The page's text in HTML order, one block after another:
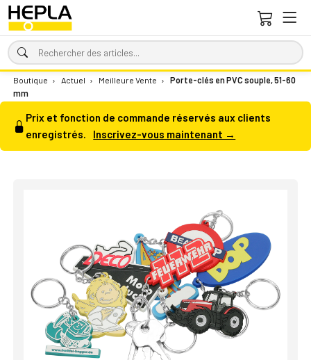
Boutique › Actuel › Meilleure Vente ›
Porte-clés en PVC souple, 51-60
mm
Prix et fonction de commande réservés aux clients
enregistrés.
Inscrivez-vous maintenant →